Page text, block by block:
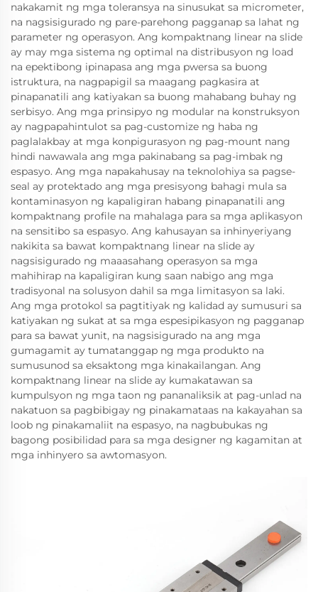
nakakamit ng mga toleransya na sinusukat sa micrometer,
na nagsisigurado ng pare-parehong pagganap sa lahat ng
parameter ng operasyon. Ang kompaktnang linear na slide
ay may mga sistema ng optimal na distribusyon ng load
na epektibong ipinapasa ang mga pwersa sa buong
istruktura, na nagpapigil sa maagang pagkasira at
pinapanatili ang katiyakan sa buong mahabang buhay ng
serbisyo. Ang mga prinsipyo ng modular na konstruksyon
ay nagpapahintulot sa pag-customize ng haba ng
paglalakbay at mga konpigurasyon ng pag-mount nang
hindi nawawala ang mga pakinabang sa pag-imbak ng
espasyo. Ang mga napakahusay na teknolohiya sa pagse-
seal ay protektado ang mga presisyong bahagi mula sa
kontaminasyon ng kapaligiran habang pinapanatili ang
kompaktnang profile na mahalaga para sa mga aplikasyon
na sensitibo sa espasyo. Ang kahusayan sa inhinyeriyang
nakikita sa bawat kompaktnang linear na slide ay
nagsisigurado ng maaasahang operasyon sa mga
mahihirap na kapaligiran kung saan nabigo ang mga
tradisyonal na solusyon dahil sa mga limitasyon sa laki.
Ang mga protokol sa pagtitiyak ng kalidad ay sumusuri sa
katiyakan ng sukat at sa mga espesipikasyon ng pagganap
para sa bawat yunit, na nagsisigurado na ang mga
gumagamit ay tumatanggap ng mga produkto na
sumusunod sa eksaktong mga kinakailangan. Ang
kompaktnang linear na slide ay kumakatawan sa
kumpulsyon ng mga taon ng pananaliksik at pag-unlad na
nakatuon sa pagbibigay ng pinakamataas na kakayahan sa
loob ng pinakamaliit na espasyo, na nagbubukas ng
bagong posibilidad para sa mga designer ng kagamitan at
mga inhinyero sa awtomasyon.